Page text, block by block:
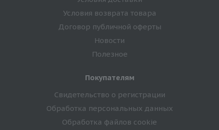
Условия возврата товара
Договор публичной оферты
Новости
Полезное
Покупателям
Свидетельство о регистрации
Обработка персональных данных
Обработка файлов cookie